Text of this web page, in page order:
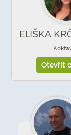
ELIŠKA
Otevřít